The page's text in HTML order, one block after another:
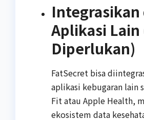
Integrasikan
Aplikasi Lain
Diperlukan)
FatSecret bisa
aplikasi kebugaran lain
Fit atau Apple Health,
ekosistem data